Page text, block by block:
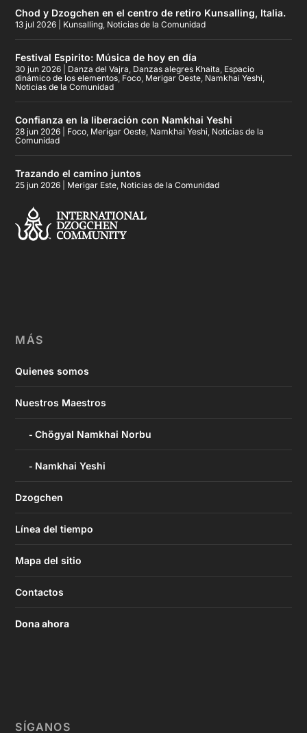
Chod y Dzogchen en el centro de retiro Kunsalling, Italia.
13 jul 2026 Kunsalling, Noticias de la Comunidad
Festival Espirito: Música de hoy en día
30 jun 2026 Danza del Vajra, Danzas alegres Khaita, Espacio
dinámico de los elementos, Foco, Merigar Oeste, Namkhai Yeshi,
Noticias de la Comunidad
Confianza en la liberación con Namkhai Yeshi
28 jun 2026 Foco, Merigar Oeste, Namkhai Yeshi, Noticias de la
Comunidad
Trazando el camino juntos
25 jun 2026 Merigar Este, Noticias de la Comunidad
MÁS
Quienes somos
Nuestros Maestros
Chögyal Namkhai Norbu
Namkhai Yeshi
Dzogchen
Línea del tiempo
Mapa del sitio
Contactos
Dona ahora
SÍGANOS